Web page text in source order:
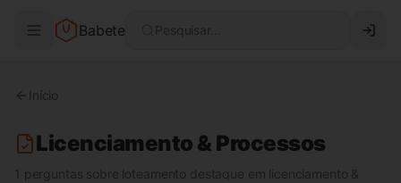
Babete Pesquisar...
Início
Licenciamento & Processos
1 perguntas sobre loteamento destaque em licenciamento &